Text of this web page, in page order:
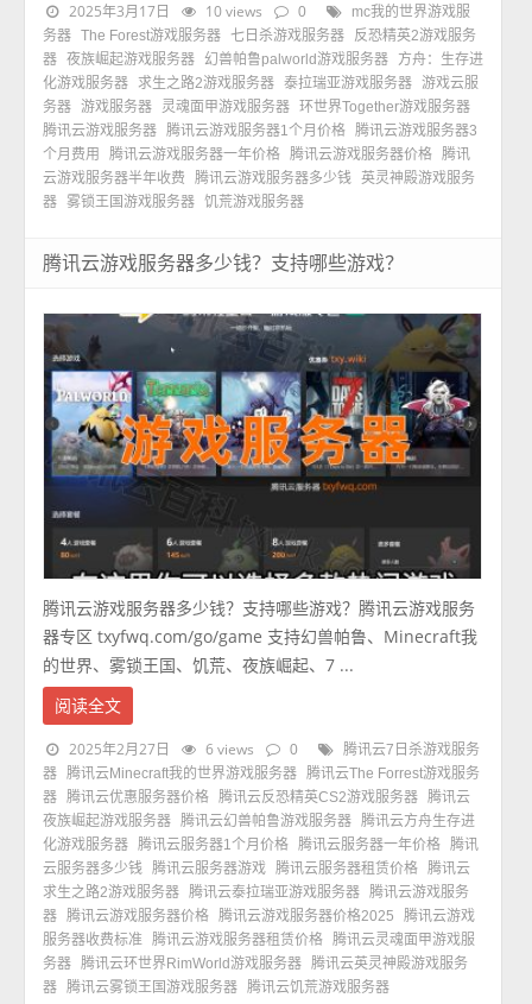
2025年3月17日 10 views 0
mc我的世界游戏服
务器 The Forest游戏服务器 七日杀游戏服务器
反恐精英2游戏服务
器 夜族崛起游戏服务器 幻兽帕鲁palworld游戏服务器
方舟：生存进
化游戏服务器
求生之路2游戏服务器 泰拉瑞亚游戏服务器 游戏云服
务器 游戏服务器 灵魂面甲游戏服务器 环世界Together游戏服务器
腾讯云游戏服务器 腾讯云游戏服务器1个月价格 腾讯云游戏服务器3
个月费用
腾讯云游戏服务器一年价格 腾讯云游戏服务器价格 腾讯
云游戏服务器半年收费
腾讯云游戏服务器多少钱 英灵神殿游戏服务
器 雾锁王国游戏服务器 饥荒游戏服务器
腾讯云游戏服务器多少钱？支持哪些游戏？
腾讯云游戏服务器多少钱？支持哪些游戏？腾讯云游戏服务
器专区 txyfwq.com/go/game 支持幻兽帕鲁、Minecraft我
的世界、雾锁王国、饥荒、夜族崛起、7 ...
阅读全文
2025年2月27日 6 views 0
腾讯云7日杀游戏服务
器 腾讯云Minecraft我的世界游戏服务器 腾讯云The Forrest游戏服务
器 腾讯云优惠服务器价格 腾讯云反恐精英CS2游戏服务器 腾讯云
夜族崛起游戏服务器 腾讯云幻兽帕鲁游戏服务器 腾讯云方舟生存进
化游戏服务器 腾讯云服务器1个月价格 腾讯云服务器一年价格 腾讯
云服务器多少钱 腾讯云服务器游戏 腾讯云服务器租赁价格 腾讯云
求生之路2游戏服务器 腾讯云泰拉瑞亚游戏服务器 腾讯云游戏服务
器 腾讯云游戏服务器价格 腾讯云游戏服务器价格2025
腾讯云游戏
服务器收费标准 腾讯云游戏服务器租赁价格 腾讯云灵魂面甲游戏服
务器 腾讯云环世界RimWorld游戏服务器 腾讯云英灵神殿游戏服务
器 腾讯云雾锁王国游戏服务器 腾讯云饥荒游戏服务器